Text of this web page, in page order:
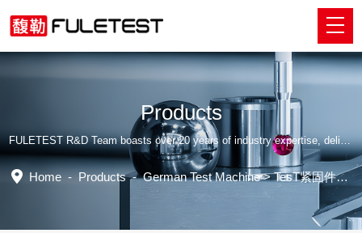
Products
FULETEST R&D Team boasts over 20 years of industry expertise, delivering tailored professional solutions.
Home - Products-German Test Machine>TesT紧固件摩擦试验机